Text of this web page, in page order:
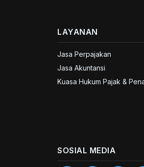
LAYANAN
Jasa Perpajakan
Jasa Akuntansi
Kuasa Hukum Pajak &
SOSIAL MEDIA